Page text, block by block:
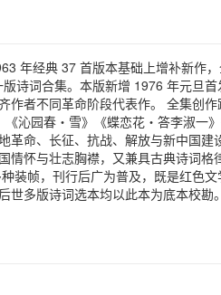
年经典 37 首版本基础上增补新作
诗词合集。本版新增 1976 年元旦
作者不同革命阶段代表作。 全集创
沁园春・雪》《蝶恋花・答李淑一
革命、长征、抗战、解放与新中国建
情怀与壮志胸襟，又兼具古典诗词格
装帧，刊行后广为普及，既是红色
多版诗词选本均以此本为底本校勘。